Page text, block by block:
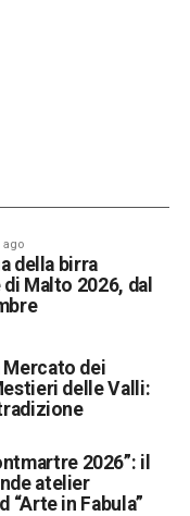
ago
della birra
Malto 2026, dal
Mercato dei
delle Valli:
2026”: il
atelier
“Arte in Fabula”